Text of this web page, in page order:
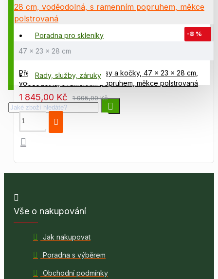
Poradna chovatele
Poradna pro skleníky
Poradna zahrádkáře
Rady, služby, záruky
-8 %
47 x 23 x 28 cm
Přepravní taška, box pro psy a kočky, 47 x 23 x 28 cm,
voděodolná, s ramenním popruhem, měkce polstrovaná
1 845,00 Kč 1 995,00 Kč
Vše o nakupování
Jak nakupovat
Poradna s výběrem
Obchodní podmínky